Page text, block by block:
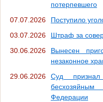
потерпевшего
07.07.2026
Поступило
03.07.2026
Штраф за
30.06.2026
Вынесен
незаконное
29.06.2026
Суд
Федерации